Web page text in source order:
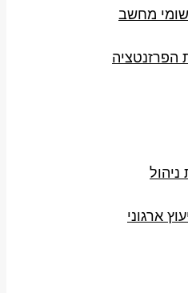
מחשב
הפרזנטציה
ניהול
ארגוני